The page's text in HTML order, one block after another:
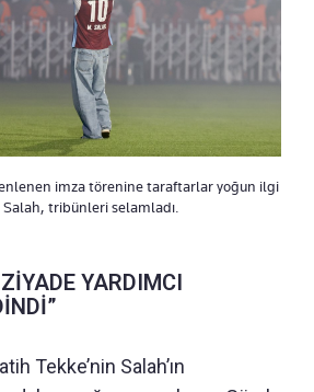
imza törenine taraftarlar yoğun ilgi
tribünleri selamladı.
YARDIMCI
Tekke’nin Salah’ın